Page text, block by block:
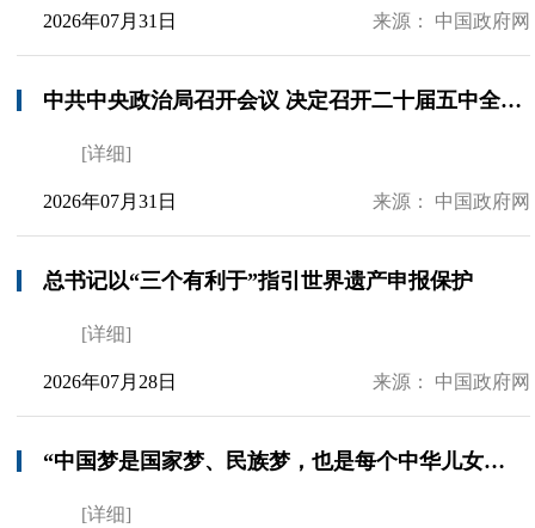
2026年07月31日 来源： 中国政府网
中共中央政治局召开会议 决定召开二十届五中全会 分析研究当前经济形势和经济工作 中共中央总书记习近平主持会议
[详细]
2026年07月31日 来源： 中国政府网
总书记以“三个有利于”指引世界遗产申报保护
[详细]
2026年07月28日 来源： 中国政府网
“中国梦是国家梦、民族梦，也是每个中华儿女的梦”——习近平总书记关于侨务工作的重要论述凝聚共同致力民族复兴的强大力量
[详细]